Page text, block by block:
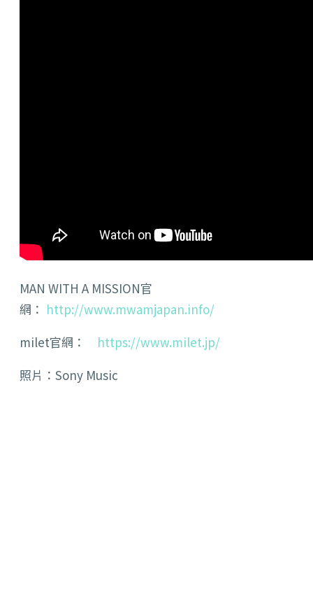
MAN WITH A MISSION官
網： http://www.mwamjapan.info/
milet官網： https://www.milet.jp/
照片：Sony Music